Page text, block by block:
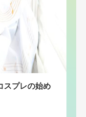
スプレの始め